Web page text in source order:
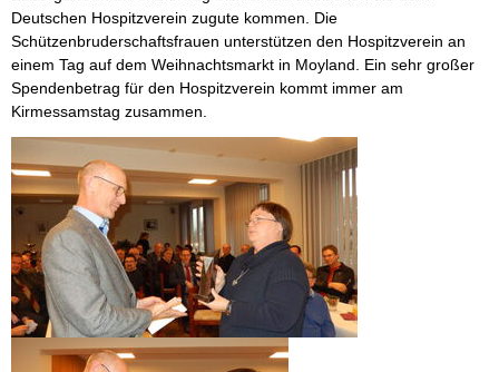
Deutschen Hospitzverein zugute kommen. Die
Schützenbruderschaftsfrauen unterstützen den Hospitzverein an
einem Tag auf dem Weihnachtsmarkt in Moyland. Ein sehr großer
Spendenbetrag für den Hospitzverein kommt immer am
Kirmessamstag zusammen.